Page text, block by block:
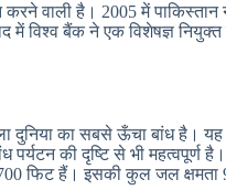
करने वाली है। 2005 में
में विश्व बैंक ने एक विशेषज्ञ
दुनिया का सबसे ऊँचा बांध है।
पर्यटन की दृष्टि से भी
फिट हैं। इसकी कुल जल क्षमता